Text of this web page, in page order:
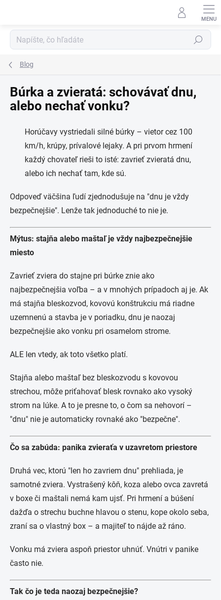
Hľadať
Blog
Búrka a zvieratá: schovávať dnu,
alebo nechať vonku?
Horúčavy vystriedali silné búrky – vietor cez 100
km/h, krúpy, prívalové lejaky. A pri prvom hrmení
každý chovateľ rieši to isté: zavrieť zvieratá dnu,
alebo ich nechať tam, kde sú.
Odpoveď väčšina ľudí zjednodušuje na "dnu je vždy
bezpečnejšie". Lenže tak jednoduché to nie je.
Mýtus: stajňa alebo maštaľ je vždy najbezpečnejšie
miesto
Zavrieť zviera do stajne pri búrke znie ako
najbezpečnejšia voľba – a v mnohých prípadoch aj je. Ak
má stajňa bleskozvod, kovovú konštrukciu má riadne
uzemnenú a stavba je v poriadku, dnu je naozaj
bezpečnejšie ako vonku pri osamelom strome.
ALE len vtedy, ak toto všetko platí.
Stajňa alebo maštaľ bez bleskozvodu s kovovou
strechou, môže priťahovať blesk rovnako ako vysoký
strom na lúke. A to je presne to, o čom sa nehovorí –
"dnu" nie je automaticky rovnaké ako "bezpečne".
Čo sa zabúda: panika zvieraťa v uzavretom priestore
Druhá vec, ktorú "len ho zavriem dnu" prehliada, je
samotné zviera. Vystrašený kôň, koza alebo ovca zavretá
v boxe či maštali nemá kam ujsť. Pri hrmení a búšení
dažďa o strechu buchne hlavou o stenu, kope okolo seba,
zraní sa o vlastný box – a majiteľ to nájde až ráno.
Vonku má zviera aspoň priestor uhnúť. Vnútri v panike
často nie.
Tak čo je teda naozaj bezpečnejšie?